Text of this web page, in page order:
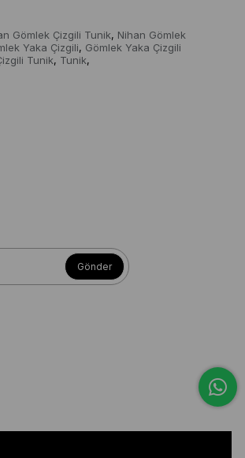
Gömlek Çizgili Tunik, Nihan Gömlek
Yaka Çizgili, Gömlek Yaka Çizgili
Tunik, Tunik,
Gönder